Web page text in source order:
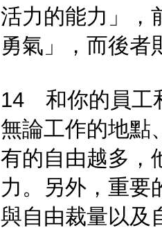
活力的能力」，
勇氣」，而後者
14 和你的員工
無論工作的地點
有的自由越多，
力。另外，重要
與自由裁量以及